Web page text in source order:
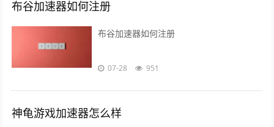
布谷加速器如何注册
布谷加速器如何注册
07-28 951
神龟游戏加速器怎么样